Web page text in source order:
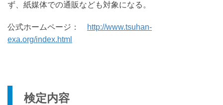
ず、紙媒体での通販なども対象になる。
公式ホームページ：
http://www.tsuhan-
exa.org/index.html
検定内容